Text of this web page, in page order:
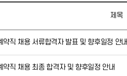
제목
직 채용 서류합격자 발표 및 향후일정 안내
직 채용 최종 합격자 및 향후일정 안내